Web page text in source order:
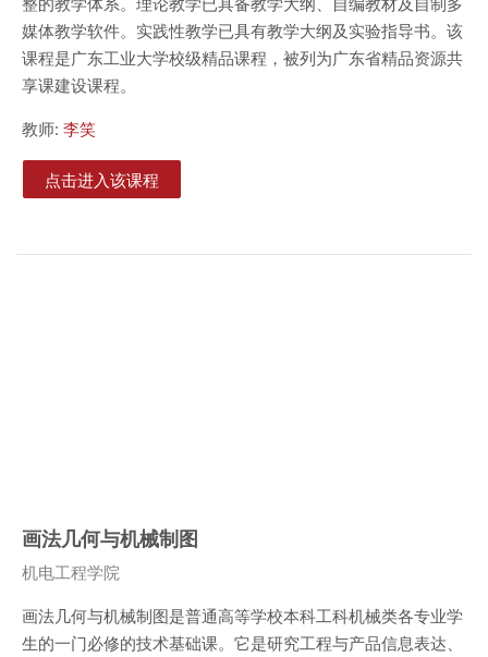
媒体教学软件。实践性教学已具有教学大纲及实验指导书。该
课程是广东工业大学校级精品课程，被列为广东省精品资源共
享课建设课程。
教师: 李笑
点击进入该课程
画法几何与机械制图
课程类别
机电工程学院
画法几何与机械制图是普通高等学校本科工科机械类各专业学
生的一门必修的技术基础课。它是研究工程与产品信息表达、